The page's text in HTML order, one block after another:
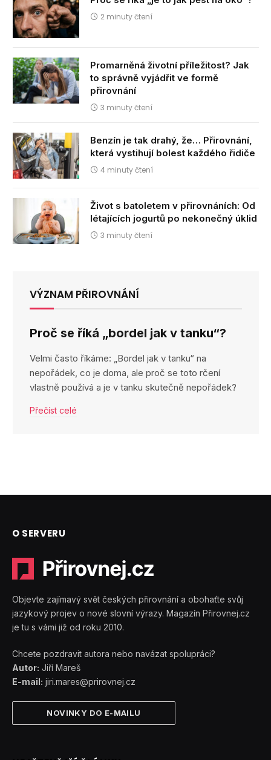
2 minuty čtení
Promarněná životní příležitost? Jak
to správně vyjádřit ve formě
přirovnání
3 minuty čtení
Benzín je tak drahý, že… Přirovnání,
která vystihují bolest každého řidiče
4 minuty čtení
Život s batoletem v přirovnáních: Od
létajících jogurtů po nekonečný úklid
3 minuty čtení
VÝZNAM PŘIROVNÁNÍ
Proč se říká „bordel jak v tanku“?
Velmi často říkáme: „Bordel jak v tanku“ na
nepořádek, co je doma, ale proč se toto rčení
vlastně používá a je v tanku skutečně nepořádek?
Přečíst celé
O SERVERU
Objevte zajímavý svět českých přirovnání a obohaťte svůj
jazykový projev o nové slovní výrazy. Magazín Přirovnej.cz
je tu s vámi již od roku 2010.
Chcete pozdravit autora nebo navázat spolupráci?
Autor: Jiří Mareš
E-mail: jiri.mares@prirovnej.cz
NOVINKY DO E-MAILU